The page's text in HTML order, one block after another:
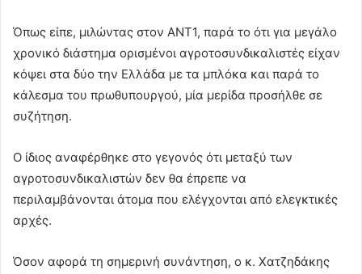
Όπως είπε, μιλώντας στον ΑΝΤ1, παρά το ότι για μεγάλο
χρονικό διάστημα ορισμένοι αγροτοσυνδικαλιστές είχαν
κόψει στα δύο την Ελλάδα με τα μπλόκα και παρά το
κάλεσμα του πρωθυπουργού, μία μερίδα προσήλθε σε
συζήτηση.
Ο ίδιος αναφέρθηκε στο γεγονός ότι μεταξύ των
αγροτοσυνδικαλιστών δεν θα έπρεπε να
περιλαμβάνονται άτομα που ελέγχονται από ελεγκτικές
αρχές.
Όσον αφορά τη σημερινή συνάντηση, ο κ. Χατζηδάκης